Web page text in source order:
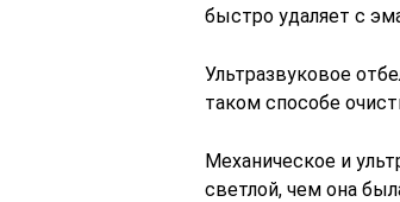
быстро удаляет с
Ультразвуковое
таком способе
Механическое и
светлой, чем она